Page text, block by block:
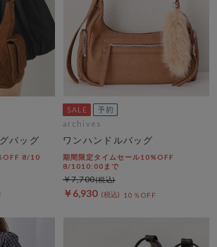
バッグ
8/10
archives
ワンハンドルバッグ
期間限定タイムセール10%OFF
8/1010:00まで
￥6,930 10％OFF
￥7,700